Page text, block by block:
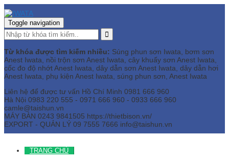
Toggle navigation
Từ khóa được tìm kiếm nhiều: Súng phun sơn Iwata, bơm sơn
Anest Iwata, nồi trộn sơn Anest Iwata, cây khuấy sơn Anest Iwata,
cốc đo độ nhớt Anest Iwata, dây dẫn sơn Anest Iwata, dây dẫn hơi
Anest Iwata, phụ kiện Anest Iwata, súng phun sơn, Anest Iwata
Liên hệ để được tư vấn Hồ Chí Minh 0981 666 960
Hà Nội 0983 220 555 - 0971 666 960 - 0933 666 960
camle@taishun.vn
MÁY BÀN 0243 9841505 https://thietbison.vn/
EXPORT - QUẢN LÝ 09 7555 7666 info@taishun.vn
TRANG CHỦ